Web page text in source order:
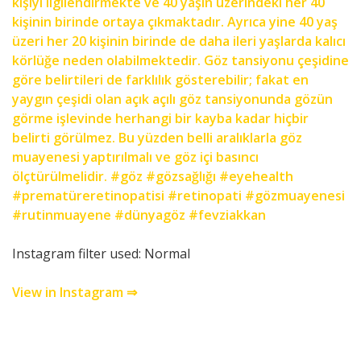
Instagram filter used: Normal
View in Instagram ⇒